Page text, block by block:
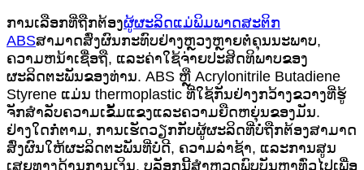
ການເລືອກທີ່ຖືກຕ້ອງຜູ້ຜະລິດແມ່ພິມພາດສະຕິກ
ABSສາມາດສົ່ງຜົນກະທົບຢ່າງຫຼວງຫຼາຍຕໍ່ຄຸນນະພາບ,
ຄວາມຫນ້າເຊື່ອຖື, ແລະຄ່າໃຊ້ຈ່າຍປະສິດທິພາບຂອງ
ຜະລິດຕະພັນຂອງທ່ານ. ABS ຫຼື Acrylonitrile Butadiene
Styrene ແມ່ນ thermoplastic ທີ່ໃຊ້ກັນຢ່າງກວ້າງຂວາງທີ່ຮູ້
ຈັກສໍາລັບຄວາມເຂັ້ມແຂງແລະຄວາມຍືດຫຍຸ່ນຂອງມັນ.
ຢ່າງໃດກໍ່ຕາມ, ການເຮັດວຽກກັບຜູ້ຜະລິດທີ່ບໍ່ຖືກຕ້ອງສາມາດ
ສົ່ງຜົນໃຫ້ຜະລິດຕະພັນທີ່ບໍ່ດີ, ຄວາມລ່າຊ້າ, ແລະການສູນ
ເສຍທາງດ້ານການເງິນ. ບລັອກນີ້ສຳຫຼວດພົບບັນຫາທົ່ວໄປເພື່ອ